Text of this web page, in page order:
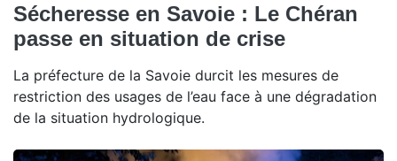
Sécheresse en Savoie : Le Chéran
passe en situation de crise
La préfecture de la Savoie durcit les mesures de
restriction des usages de l’eau face à une dégradation
de la situation hydrologique.